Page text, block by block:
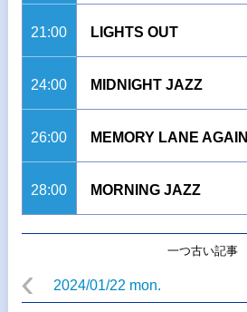
21:00 LIGHTS OUT
24:00 MIDNIGHT JAZZ
26:00 MEMORY LANE AGAIN
28:00 MORNING JAZZ
一つ古い記事
2024/01/22 mon.